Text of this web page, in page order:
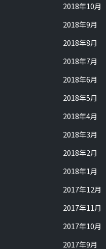
2018年10月
2018年9月
2018年8月
2018年7月
2018年6月
2018年5月
2018年4月
2018年3月
2018年2月
2018年1月
2017年12月
2017年11月
2017年10月
2017年9月